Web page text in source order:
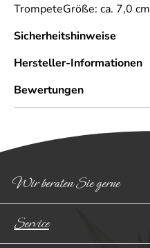
TrompeteGröße: ca. 7,0 cm
Sicherheitshinweise
Hersteller-Informationen
Bewertungen
Wir beraten Sie gerne
Service